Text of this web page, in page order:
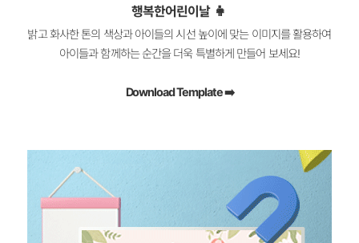
행복한어린이날 👧
밝고 화사한 톤의 색상과 아이들의 시선 높이에 맞는 이미지를 활용하여
아이들과 함께하는 순간을 더욱 특별하게 만들어 보세요!
Download Template ➡️